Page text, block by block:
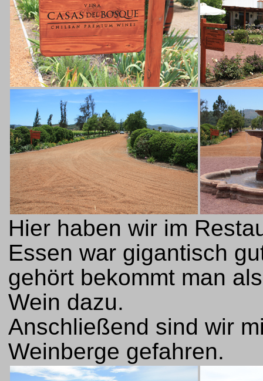
Hier haben wir im
Essen war gigantisch
gehört bekommt man
Wein dazu.
Anschließend sind wir
Weinberge gefahren.